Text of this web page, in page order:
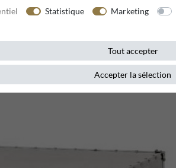
Statistique Marketing
Tout accepter
Accepter la sélection